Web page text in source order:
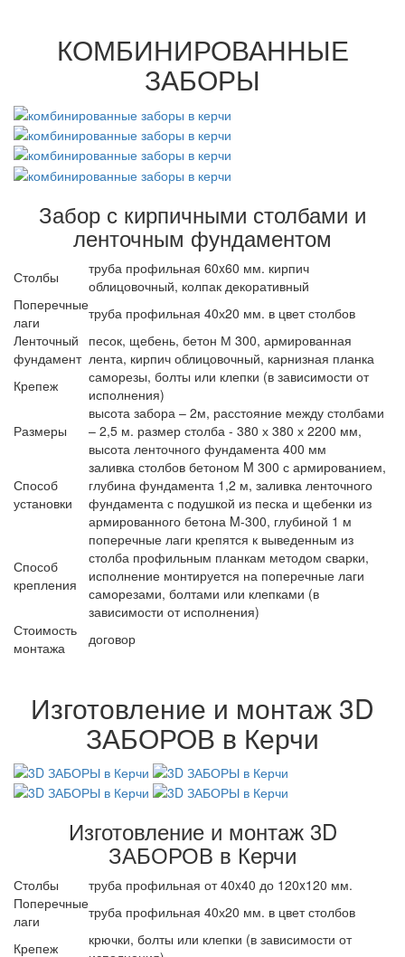
КОМБИНИРОВАННЫЕ
ЗАБОРЫ
Забор с кирпичными столбами и
ленточным фундаментом
Столбы
труба профильная 60x60 мм. кирпич
облицовочный, колпак декоративный
Поперечные
лаги
труба профильная 40х20 мм. в цвет столбов
Ленточный
фундамент
песок, щебень, бетон М 300, армированная
лента, кирпич облицовочный, карнизная планка
Крепеж
саморезы, болты или клепки (в зависимости от
исполнения)
Размеры
высота забора – 2м, расстояние между столбами
– 2,5 м. размер столба - 380 х 380 х 2200 мм,
высота ленточного фундамента 400 мм
Способ
установки
заливка столбов бетоном M 300 с армированием,
глубина фундамента 1,2 м, заливка ленточного
фундамента с подушкой из песка и щебенки из
армированного бетона M-300, глубиной 1 м
Способ
крепления
поперечные лаги крепятся к выведенным из
столба профильным планкам методом сварки,
исполнение монтируется на поперечные лаги
саморезами, болтами или клепками (в
зависимости от исполнения)
Стоимость
монтажа
договор
Изготовление и монтаж 3D
ЗАБОРОВ в Керчи
Изготовление и монтаж 3D
ЗАБОРОВ в Керчи
Столбы
труба профильная от 40x40 до 120x120 мм.
Поперечные
лаги
труба профильная 40х20 мм. в цвет столбов
Крепеж
крючки, болты или клепки (в зависимости от